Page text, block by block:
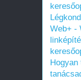
Web+ -